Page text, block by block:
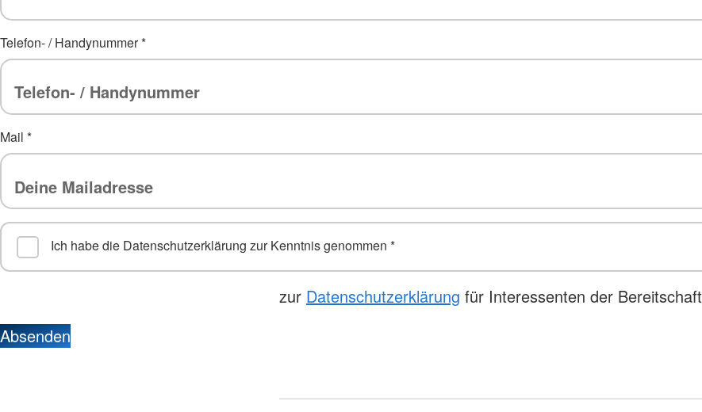
Telefon- / Handynummer*
Mail *
Ich habe die Datenschutzerklärung zur Kenntnis genommen *
zur Datenschutzerklärung für Interessenten der Bereitschaft
Absenden